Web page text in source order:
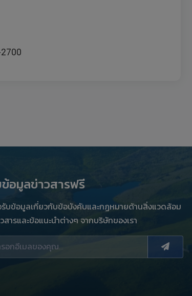
อมูลข่าวสารฟรี
บข้อมูลเกี่ยวกับข้อบังคับและกฏหมายด้านสิ่งแวดล้อม
สารและข้อแนะนำต่างๆ จากบริษัทของเรา